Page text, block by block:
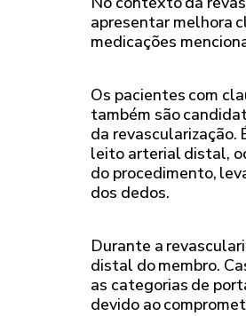
apresentar melhora
medicações
Os pacientes com
também são
da revascularização.
leito arterial distal,
do procedimento,
dos dedos.
Durante a
distal do membro.
as categorias de
devido ao